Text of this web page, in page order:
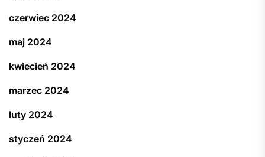
czerwiec 2024
maj 2024
kwiecień 2024
marzec 2024
luty 2024
styczeń 2024